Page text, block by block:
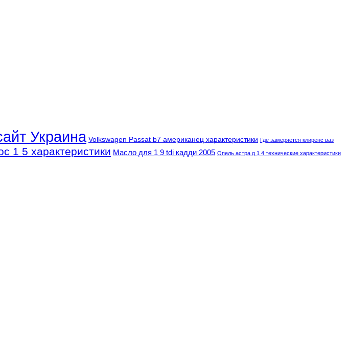
Украина Volkswagen Passat b7 американец характеристики Где замеряется клиренс ваз
1 5 характеристики Масло для 1 9 tdi кадди 2005 Опель астра g 1 4 технические характеристики